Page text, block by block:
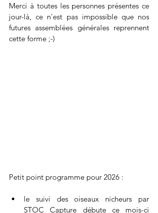
Merci à toutes les personnes présentes ce
jour-là, ce n'est pas impossible que nos
futures assemblées générales reprennent
cette forme ;-)
Petit point programme pour 2026 :
le suivi des oiseaux nicheurs par
STOC Capture débute ce mois-ci